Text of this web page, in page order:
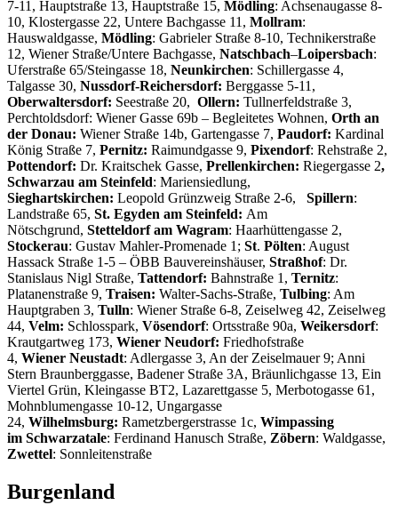
7-11, Hauptstraße 13, Hauptstraße 15, Mödling: Achsenaugasse 8-
10, Klostergasse 22, Untere Bachgasse 11, Mollram:
Hauswaldgasse, Mödling: Gabrieler Straße 8-10, Technikerstraße
12, Wiener Straße/Untere Bachgasse, Natschbach–Loipersbach:
Uferstraße 65/Steingasse 18, Neunkirchen: Schillergasse 4,
Talgasse 30, Nussdorf-Reichersdorf: Berggasse 5-11,
Oberwaltersdorf: Seestraße 20, Ollern: Tullnerfeldstraße 3,
Perchtoldsdorf: Wiener Gasse 69b – Begleitetes Wohnen, Orth an
der Donau: Wiener Straße 14b, Gartengasse 7, Paudorf: Kardinal
König Straße 7, Pernitz: Raimundgasse 9, Pixendorf: Rehstraße 2,
Pottendorf: Dr. Kraitschek Gasse, Prellenkirchen: Riegergasse 2,
Schwarzau am Steinfeld: Mariensiedlung,
Sieghartskirchen: Leopold Grünzweig Straße 2-6, Spillern:
Landstraße 65, St. Egyden am Steinfeld: Am
Nötschgrund, Stetteldorf am Wagram: Haarhüttengasse 2,
Stockerau: Gustav Mahler-Promenade 1; St. Pölten: August
Hassack Straße 1-5 – ÖBB Bauvereinshäuser, Straßhof: Dr.
Stanislaus Nigl Straße, Tattendorf: Bahnstraße 1, Ternitz:
Platanenstraße 9, Traisen: Walter-Sachs-Straße, Tulbing: Am
Hauptgraben 3, Tulln: Wiener Straße 6-8, Zeiselweg 42, Zeiselweg
44, Velm: Schlosspark, Vösendorf: Ortsstraße 90a, Weikersdorf:
Krautgartweg 173, Wiener Neudorf: Friedhofstraße
4, Wiener Neustadt: Adlergasse 3, An der Zeiselmauer 9; Anni
Stern Braunberggasse, Badener Straße 3A, Bräunlichgasse 13, Ein
Viertel Grün, Kleingasse BT2, Lazarettgasse 5, Merbotogasse 61,
Mohnblumengasse 10-12, Ungargasse
24, Wilhelmsburg: Rametzbergerstrasse 1c, Wimpassing
im Schwarzatale: Ferdinand Hanusch Straße, Zöbern: Waldgasse,
Zwettel: Sonnleitenstraße
Burgenland